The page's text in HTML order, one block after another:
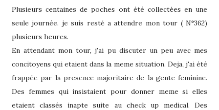
Plusieurs centaines de poches ont été collectées en une
seule journée. je suis resté a attendre mon tour ( N°362)
plusieurs heures.
En attendant mon tour, j'ai pu discuter un peu avec mes
concitoyens qui etaient dans la meme situation. Deja, j'ai été
frappée par la presence majoritaire de la gente feminine.
Des femmes qui insistaient pour donner meme si elles
etaient classés inapte suite au check up medical. Des